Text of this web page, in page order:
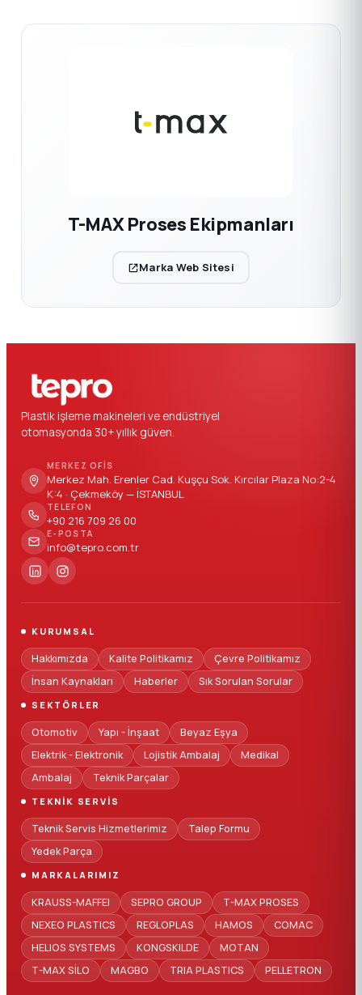
T-MAX Proses Ekipmanları
Marka Web Sitesi
Plastik işleme makineleri ve endüstriyel
otomasyonda 30+ yıllık güven.
MERKEZ OFIS
Merkez Mah. Erenler Cad. Kuşçu Sok. Kırcılar Plaza No:2-4
K:4 · Çekmeköy — İSTANBUL
TELEFON
+90 216 709 26 00
E-POSTA
info@tepro.com.tr
KURUMSAL
Hakkımızda Kalite Politikamız
Çevre Politikamız
İnsan Kaynakları
Haberler Sık Sorulan Sorular
SEKTÖRLER
Otomotiv Yapı - İnşaat
Beyaz Eşya
Elektrik - Elektronik
Lojistik Ambalaj
Medikal
Ambalaj
Teknik Parçalar
TEKNIK SERVIS
Teknik Servis Hizmetlerimiz
Talep Formu
Yedek Parça
MARKALARIMIZ
KRAUSS-MAFFEI SEPRO GROUP
T-MAX PROSES
NEXEO PLASTICS
REGLOPLAS HAMOS
COMAC
HELIOS SYSTEMS
KONGSKILDE
MOTAN
T-MAX SİLO
MAGBO TRIA PLASTICS PELLETRON